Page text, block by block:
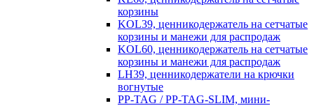
корзины
KOL39, ценникодержатель на сетчатые
корзины и манежи для распродаж
KOL60, ценникодержатель на сетчатые
корзины и манежи для распродаж
LH39, ценникодержатели на крючки
вогнутые
PP-TAG / PP-TAG-SLIM, мини-